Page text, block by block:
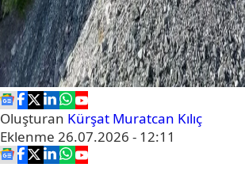
Oluşturan Kürşat Muratcan Kılıç
Eklenme 26.07.2026 - 12:11